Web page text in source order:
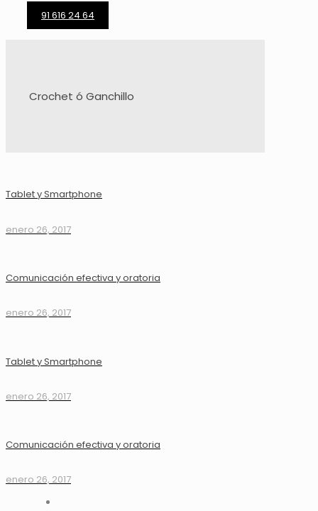
91 616 24 64
Crochet ó Ganchillo
Tablet y Smartphone
enero 26, 2017
Comunicación efectiva y oratoria
enero 26, 2017
Tablet y Smartphone
enero 26, 2017
Comunicación efectiva y oratoria
enero 26, 2017